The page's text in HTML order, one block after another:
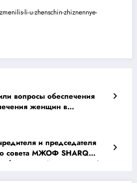
li-u-zhenschin-zhiznennye-
вопросы обеспечения
женщин в
и председателя
совета МЖОФ SHARQ
с днём рождения!